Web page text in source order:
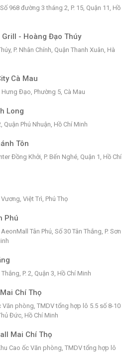
968 đường 3 tháng 2, P. 15, Quận 11, Hồ
- Hoàng Đạo Thúy
P. Nhân Chính, Quận Thanh Xuân, Hà
Cà Mau
Hưng Đạo, Phường 5, Cà Mau
Long
Quận Phú Nhuận, Hồ Chí Minh
Tôn
Đồng Khởi, P. Bến Nghé, Quận 1, Hồ Chí
Việt Trì, Phú Thọ
Phú
Tân Phú, Số 30 Tân Thắng, P. Sơn
P. 2, Quận 3, Hồ Chí Minh
Chí Thọ
Văn phòng, TMDV tổng hợp lô 5.5 số 8-10
Đức, Hồ Chí Minh
Mai Chí Thọ
Cao ốc Văn phòng, TMDV tổng hợp lô